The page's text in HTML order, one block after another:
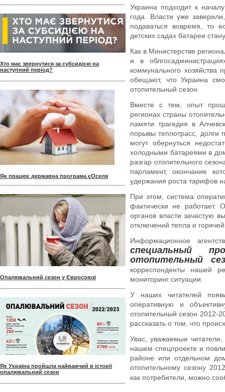
Хто має звернутися за субсидією на
наступний період?
Як працює державна програма єОселя
Опалювальний сезон у Євросоюзі
Як Україна пройшла найважчий в історії
опалювальний сезон
Украина подходит к
года. Власти уже
подаваться вовремя, то
детских садах батареи
Как в Министерстве
и в
коммунального хозяйства
обещают, что Украина
отопительный сезон.
Вместе с тем, опыт
регионах страны
памяти трагедия в
порывы теплотрасс, долги
могут обернуться
холодными батареями в
разгар отопительного
парламент, окончание
удержания роста тарифов
При этом, система
фактически не работает.
органов власти зачастую
отключений тепла и
Информационное
специальный
отопительный
корреспонденты нашей
мониторинг ситуации.
У наших читателей
оперативную и
отопительный сезон 2012-
рассказать о том, что
Увас, уважаемые
нашем спецпроекте и
районе или отдельном
отопительному сезону
как потребители, можно